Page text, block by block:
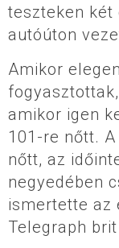
teszteken két
autóúton
Amikor
amikor igen
101-re nőtt.
nőtt, az
negyedében
ismertette az
Telegraph